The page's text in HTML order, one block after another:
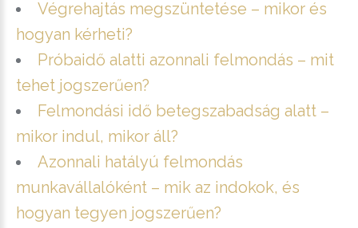
Végrehajtás megszüntetése – mikor és
hogyan kérheti?
Próbaidő alatti azonnali felmondás – mit
tehet jogszerűen?
Felmondási idő betegszabadság alatt –
mikor indul, mikor áll?
Azonnali hatályú felmondás
munkavállalóként – mik az indokok, és
hogyan tegyen jogszerűen?